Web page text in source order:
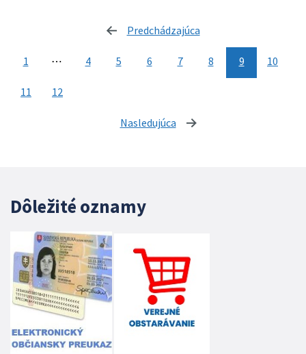
Predchádzajúca
1 ⋯ 4 5 6 7 8 9 10
11 12
Nasledujúca stránka
Dôležité oznamy